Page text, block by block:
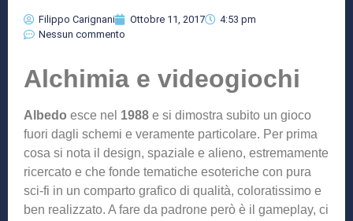
Filippo Carignani Ottobre 11, 2017
4:53 pm
Nessun commento
Alchimia e videogiochi
Albedo esce nel 1988 e si dimostra subito un gioco
fuori dagli schemi e veramente particolare. Per prima
cosa si nota il design, spaziale e alieno, estremamente
ricercato e che fonde tematiche esoteriche con pura
sci-fi in un comparto grafico di qualità, coloratissimo e
ben realizzato. A fare da padrone però è il gameplay, ci